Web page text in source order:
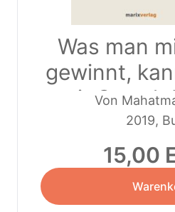
Was man
gewinnt,
mit Gewalt
Von
2019,
15,00